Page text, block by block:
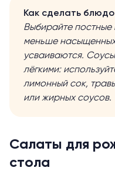
Как сделать
Выбирайте постные
меньше
усваиваются.
лёгкими:
лимонный сок,
или жирных соусов.
Салаты для
стола